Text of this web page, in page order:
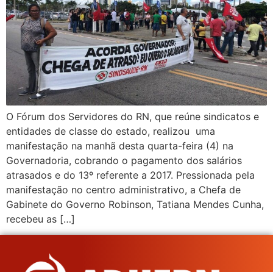
O Fórum dos Servidores do RN, que reúne sindicatos e
entidades de classe do estado, realizou uma
manifestação na manhã desta quarta-feira (4) na
Governadoria, cobrando o pagamento dos salários
atrasados e do 13º referente a 2017. Pressionada pela
manifestação no centro administrativo, a Chefa de
Gabinete do Governo Robinson, Tatiana Mendes Cunha,
recebeu as […]